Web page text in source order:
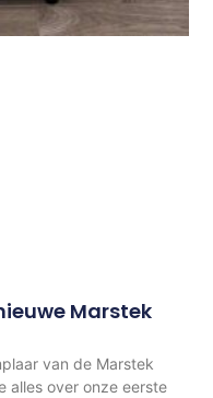
Marstek
van de Marstek
alles over onze eerste